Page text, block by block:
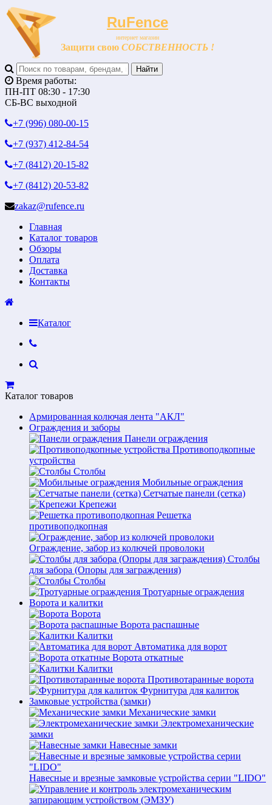
RuFence
интернет магазин
Защити свою СОБСТВЕННОСТЬ !
Время работы:
ПН-ПТ 08:30 - 17:30
СБ-ВС выходной
+7 (996) 080-00-15
+7 (937) 412-84-54
+7 (8412) 20-15-82
+7 (8412) 20-53-82
zakaz@rufence.ru
Главная
Каталог товаров
Обзоры
Оплата
Доставка
Контакты
Каталог
Каталог товаров
Армированная колючая лента "АКЛ"
Ограждения и заборы
Панели ограждения
Противоподкопные
устройства
Столбы
Мобильные ограждения
Сетчатые панели (сетка)
Крепежи
Решетка
противоподкопная
Ограждение, забор из колючей проволоки
Столбы
для забора (Опоры для заграждения)
Столбы
Тротуарные ограждения
Ворота и калитки
Ворота
Ворота распашные
Калитки
Автоматика для ворот
Ворота откатные
Калитки
Противотаранные ворота
Фурнитура для калиток
Замковые устройства (замки)
Механические замки
Электромеханические
замки
Навесные замки
Навесные и врезные замковые устройства серии "LIDO"